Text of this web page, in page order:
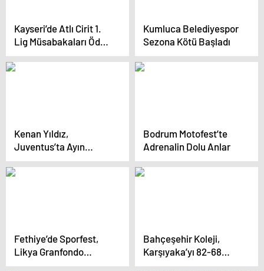
Kayseri’de Atlı Cirit 1.
Lig Müsabakaları Ödül
Töreni Gerçekleştirildi
Kumluca Belediyespor
Sezona Kötü Başladı
Kenan Yıldız,
Juventus’ta Ayın
Oyuncusu Seçildi
Bodrum Motofest’te
Adrenalin Dolu Anlar
Fethiye’de Sporfest,
Likya Granfondo
yarışıyla başladı
Bahçeşehir Koleji,
Karşıyaka’yı 82-68
Yendi